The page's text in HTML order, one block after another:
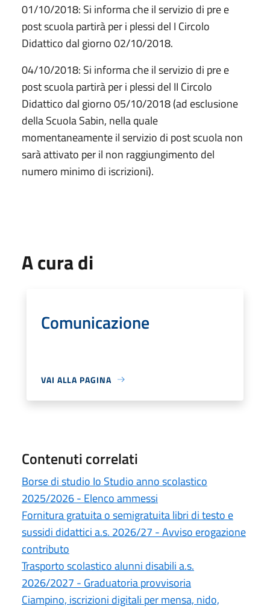
01/10/2018: Si informa che il servizio di pre e
post scuola partirà per i plessi del I Circolo
Didattico dal giorno 02/10/2018.
04/10/2018: Si informa che il servizio di pre e
post scuola partirà per i plessi del II Circolo
Didattico dal giorno 05/10/2018 (ad esclusione
della Scuola Sabin, nella quale
momentaneamente il servizio di post scuola non
sarà attivato per il non raggiungimento del
numero minimo di iscrizioni).
A cura di
Comunicazione
VAI ALLA PAGINA
Contenuti correlati
Borse di studio Io Studio anno scolastico
2025/2026 - Elenco ammessi
Fornitura gratuita o semigratuita libri di testo e
sussidi didattici a.s. 2026/27 - Avviso erogazione
contributo
Trasporto scolastico alunni disabili a.s.
2026/2027 - Graduatoria provvisoria
Ciampino, iscrizioni digitali per mensa, nido,